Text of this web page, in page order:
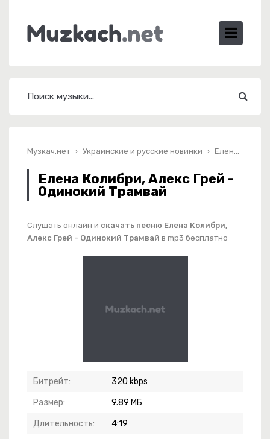
Музкач.нет Украинские и русские новинки Елена Колибри, Алекс Грей - Одинокий Трамвай
Елена Колибри, Алекс Грей -
Одинокий Трамвай
Слушать онлайн и скачать песню Елена Колибри,
Алекс Грей - Одинокий Трамвай в mp3 бесплатно
Битрейт: 320 kbps
Размер: 9.89 МБ
Длительность: 4:19